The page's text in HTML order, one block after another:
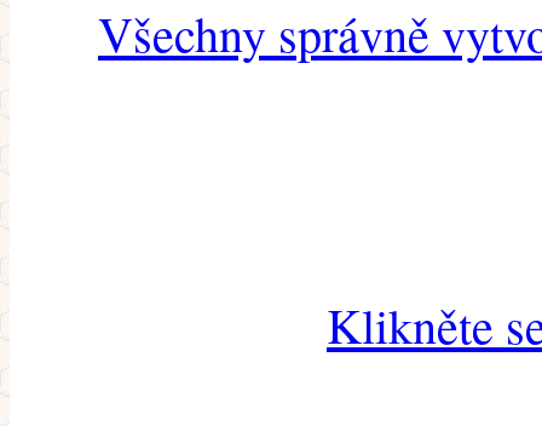
Všechny správně
Klikněte